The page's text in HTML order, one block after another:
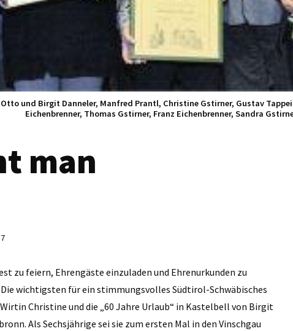
und Birgit Danneler, Manfred Prantl, Christine Gstirner, Gustav
Eichenbrenner, Thomas Gstirner, Franz Eichenbrenner, Sandra
man
zu feiern, Ehrengäste einzuladen und Ehrenurkunden zu
wichtigsten für ein stimmungsvolles Südtirol-Schwäbisches
Christine und die „60 Jahre Urlaub“ in Kastelbell von Birgit
Als Sechsjährige sei sie zum ersten Mal in den Vinschgau